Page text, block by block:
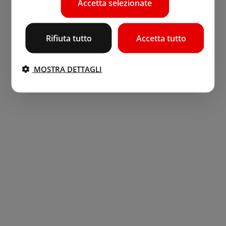
Accetta selezionate
Accetta tutto
Rifiuta tutto
MOSTRA DETTAGLI